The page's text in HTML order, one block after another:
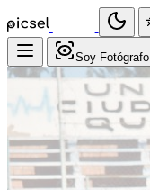
Soy Fotógrafo